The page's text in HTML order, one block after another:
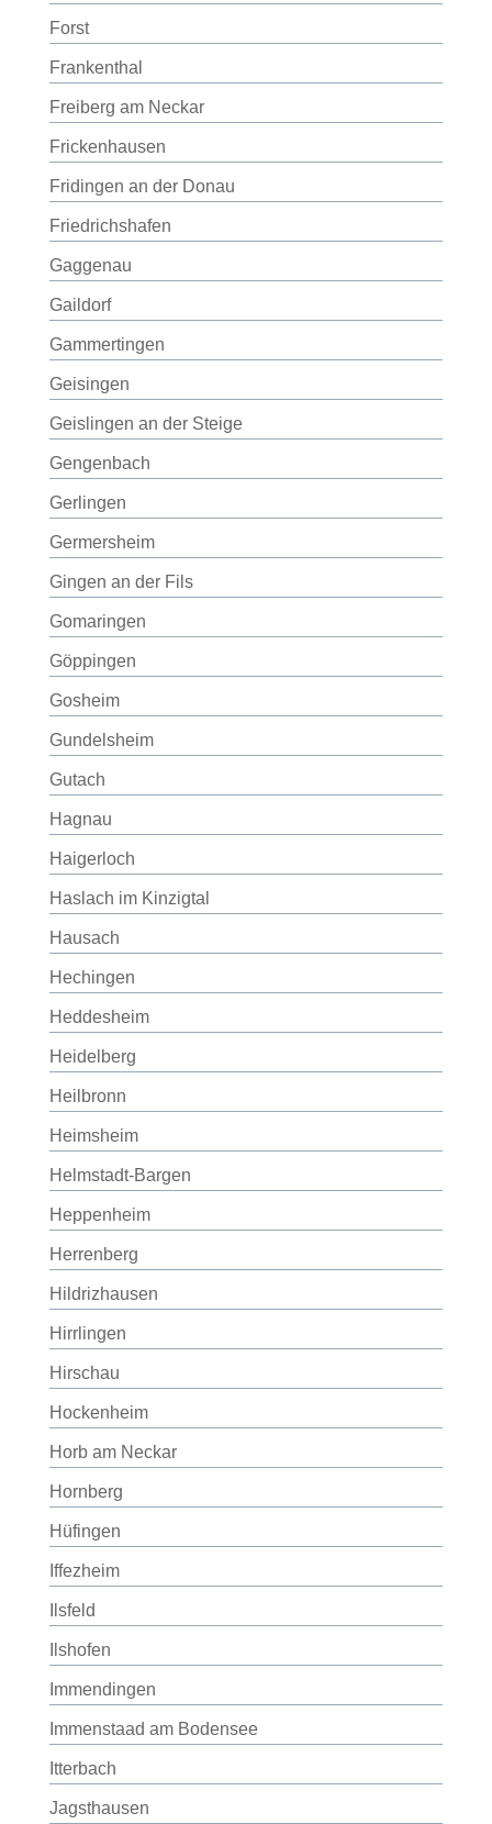
Forst
Frankenthal
Freiberg am Neckar
Frickenhausen
Fridingen an der Donau
Friedrichshafen
Gaggenau
Gaildorf
Gammertingen
Geisingen
Geislingen an der Steige
Gengenbach
Gerlingen
Germersheim
Gingen an der Fils
Gomaringen
Göppingen
Gosheim
Gundelsheim
Gutach
Hagnau
Haigerloch
Haslach im Kinzigtal
Hausach
Hechingen
Heddesheim
Heidelberg
Heilbronn
Heimsheim
Helmstadt-Bargen
Heppenheim
Herrenberg
Hildrizhausen
Hirrlingen
Hirschau
Hockenheim
Horb am Neckar
Hornberg
Hüfingen
Iffezheim
Ilsfeld
Ilshofen
Immendingen
Immenstaad am Bodensee
Itterbach
Jagsthausen